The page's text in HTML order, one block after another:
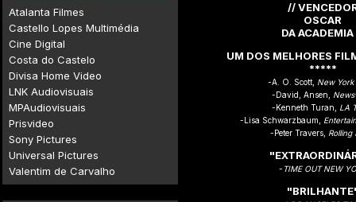
Atalanta Filmes
Castello Lopes Multimédia
Cine Digital
Costa do Castelo
Divisa Home Video
LNK Audiovisuais
MPAudiovisuais
Prisvideo
Sony Pictures
Universal Pictures
Valentim de Carvalho
//
OSCAR
DA
UM DOS MELHORES
*****
-A. O. Scott, New York
-David, Ansen,
-Kenneth Turan,
LA
-Lisa Schwarzbaum,
-Peter Travers, Rolling
- TIME OUT NEW